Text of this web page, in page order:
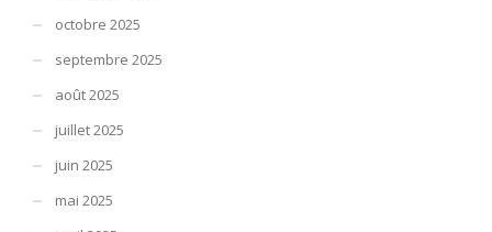
octobre 2025
septembre 2025
août 2025
juillet 2025
juin 2025
mai 2025